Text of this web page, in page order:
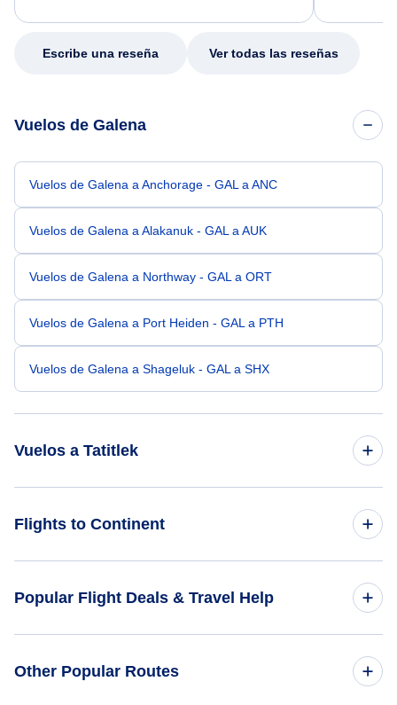
my issue.
Escribe una reseña Ver todas las reseñas
Vuelos de Galena
Vuelos de Galena a Anchorage - GAL a ANC
Vuelos de Galena a Alakanuk - GAL a AUK
Vuelos de Galena a Northway - GAL a ORT
Vuelos de Galena a Port Heiden - GAL a PTH
Vuelos de Galena a Shageluk - GAL a SHX
Vuelos a Tatitlek
Vuelos de Valdez a Tatitlek - VDZ a TEK
Flights to Continent
Flights to Caribbean
Popular Flight Deals & Travel Help
Other Popular Routes